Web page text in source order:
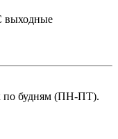
выходные
по будням (ПН-ПТ).